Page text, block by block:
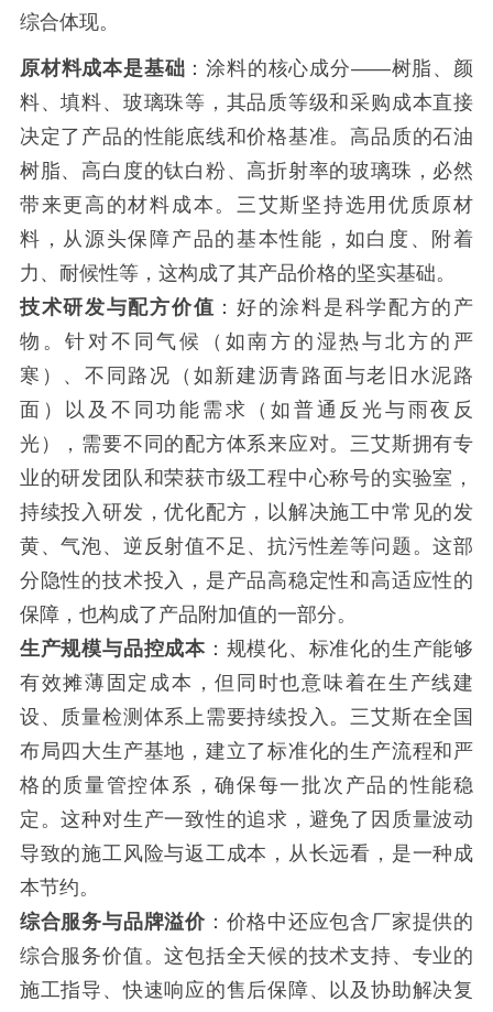
综合体现。
原材料成本是基础 ：涂料的核心成分——树脂、颜
料、填料、玻璃珠等，其品质等级和采购成本直接
决定了产品的性能底线和价格基准。高品质的石油
树脂、高白度的钛白粉、高折射率的玻璃珠，必然
带来更高的材料成本。三艾斯坚持选用优质原材
料，从源头保障产品的基本性能，如白度、附着
力、耐候性等，这构成了其产品价格的坚实基础。
技术研发与配方价值 ：好的涂料是科学配方的产
物。针对不同气候（如南方的湿热与北方的严
寒）、不同路况（如新建沥青路面与老旧水泥路
面）以及不同功能需求（如普通反光与雨夜反
光），需要不同的配方体系来应对。三艾斯拥有专
业的研发团队和荣获市级工程中心称号的实验室，
持续投入研发，优化配方，以解决施工中常见的发
黄、气泡、逆反射值不足、抗污性差等问题。这部
分隐性的技术投入，是产品高稳定性和高适应性的
保障，也构成了产品附加值的一部分。
生产规模与品控成本：规模化、标准化的生产能够
有效摊薄固定成本，但同时也意味着在生产线建
设、质量检测体系上需要持续投入。三艾斯在全国
布局四大生产基地，建立了标准化的生产流程和严
格的质量管控体系，确保每一批次产品的性能稳
定。这种对生产一致性的追求，避免了因质量波动
导致的施工风险与返工成本，从长远看，是一种成
本节约。
综合服务与品牌溢价：价格中还应包含厂家提供的
综合服务价值。这包括全天候的技术支持、专业的
施工指导、快速响应的售后保障、以及协助解决复